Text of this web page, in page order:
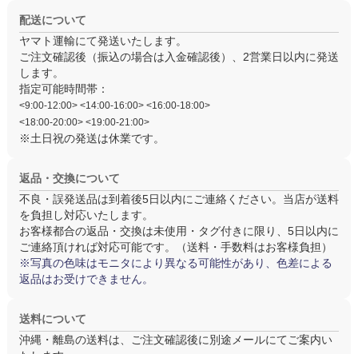
配送について
ヤマト運輸にて発送いたします。
ご注文確認後（振込の場合は入金確認後）、 2営業日以内に発送
します。
指定可能時間帯：
<9:00-12:00> <14:00-16:00> <16:00-18:00>
<18:00-20:00> <19:00-21:00>
※土日祝の発送は休業です。
返品・交換について
不良・誤発送品は到着後5日以内にご連絡ください。当店が送料
を負担し対応いたします。
お客様都合の返品・交換は未使用・タグ付き に限り、5日以内に
ご連絡頂ければ対応可能です。（送料・手数料はお客様負担）
※写真の色味はモニタにより異なる可能性があり、色差による
返品はお受けできません。
送料について
沖縄・離島の送料は、ご注文確認後に別途メールにてご案内い